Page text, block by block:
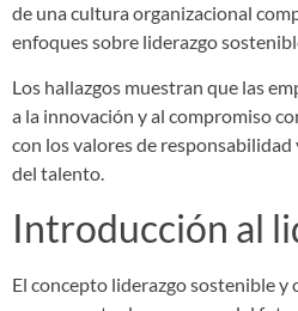
de una cultura organizacional
enfoques sobre liderazgo
Los hallazgos muestran que las
a la innovación y al compromiso
con los valores de
del talento.
Introducción al
El concepto liderazgo sostenible y